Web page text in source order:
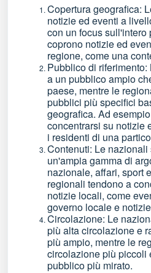
Copertura geografica:
notizie ed eventi a
con un focus sull'intero
coprono notizie ed
regione, come una
Pubblico di
a un pubblico ampio
paese, mentre le
pubblici più specifici
geografica. Ad
concentrarsi su notizie
i residenti di una
Contenuti: Le
un'ampia gamma di
nazionale, affari, sport
regionali tendono a
notizie locali, come
governo locale e
Circolazione: Le
più alta circolazione e
più ampio, mentre le
circolazione più piccoli
pubblico più mirato.